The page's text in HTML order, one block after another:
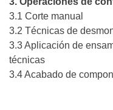
3.1 Corte manual
3.2 Técnicas de
3.3 Aplicación de
técnicas
3.4 Acabado de